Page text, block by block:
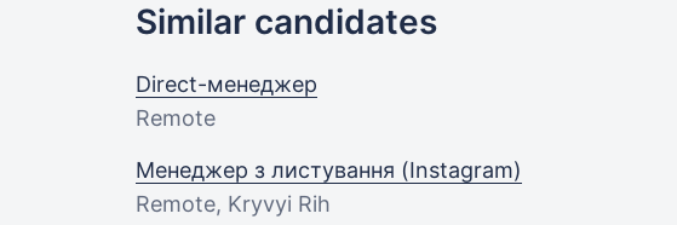
Similar candidates
Direct-менеджер
Remote
Менеджер з листування (Instagram)
Remote, Kryvyi Rih